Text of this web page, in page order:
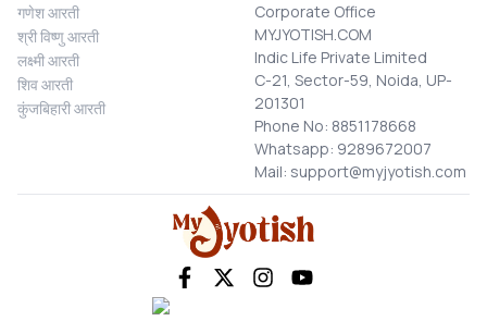
गणेश आरती
श्री विष्णु आरती
लक्ष्मी आरती
शिव आरती
कुंजबिहारी आरती
Corporate Office
MYJYOTISH.COM
Indic Life Private Limited
C-21, Sector-59, Noida, UP-
201301
Phone No: 8851178668
Whatsapp: 9289672007
Mail: support@myjyotish.com